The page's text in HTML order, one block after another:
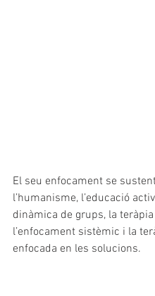
El seu enfocament se
l’humanisme, l’educació
dinàmica de grups, la
l’enfocament sistèmic i la
enfocada en les solucions.